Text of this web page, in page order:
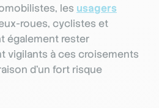
les usagers
roues, cyclistes et
également rester
vigilants à ces croisements
d’un fort risque